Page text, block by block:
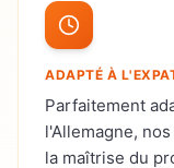
ADAPTÉ À
Parfaitement
l'Allemagne,
la maîtrise du